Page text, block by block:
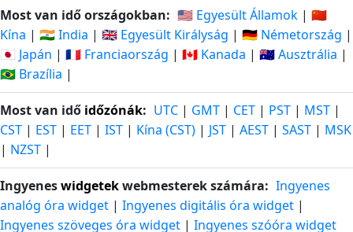
Most van idő országokban: 🇺🇸 Egyesült Államok | 🇨🇳
Kína | 🇮🇳 India | 🇬🇧 Egyesült Királyság | 🇩🇪 Németország |
🇯🇵 Japán | 🇫🇷 Franciaország | 🇨🇦 Kanada | 🇦🇺 Ausztrália |
🇧🇷 Brazília |
Most van idő időzónák: UTC | GMT | CET | PST | MST |
CST | EST | EET | IST | Kína (CST) | JST | AEST | SAST | MSK
| NZST |
Ingyeneswidgetekwebmesterek számára: Ingyenes
analóg óra widget | Ingyenes digitális óra widget |
Ingyenes szöveges óra widget | Ingyenes szóóra widget